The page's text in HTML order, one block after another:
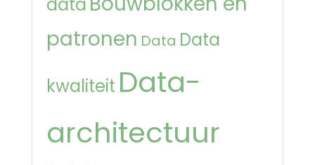
patronen Data Data
kwaliteit Data-
architectuur